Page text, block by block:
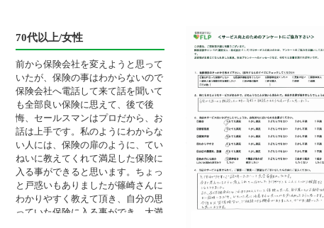
70代以上/女性
前から保険会社を変えようと思って
いたが、保険の事はわからないので
保険会社へ電話して来て話を聞いて
も全部良い保険に思えて、後で後
悔、セールスマンはプロだから、お
話は上手です。私のようにわからな
い人には、保険の扉のように、てい
ねいに教えてくれて満足した保険に
入る事ができると思います。ちょっ
と戸惑いもありましたが篠崎さんに
わかりやすく教えて頂き、自分の思
っていた保険に入る事ができ、大満